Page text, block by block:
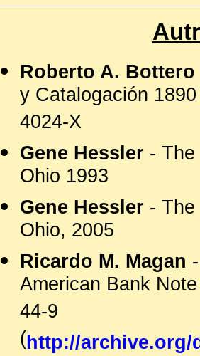
Roberto A. Bottero
y Catalogación
4024-X
Gene Hessler -
Ohio 1993
Gene Hessler -
Ohio, 2005
Ricardo M. Magan
American Bank
44-9
( http://